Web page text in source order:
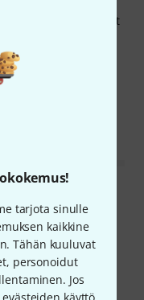
tarjota sinulle
kaikkine
Tähän kuuluvat
personoidut
Jos
käyttö
2001 ständi toiminut
toimii
tai
ei ole niin